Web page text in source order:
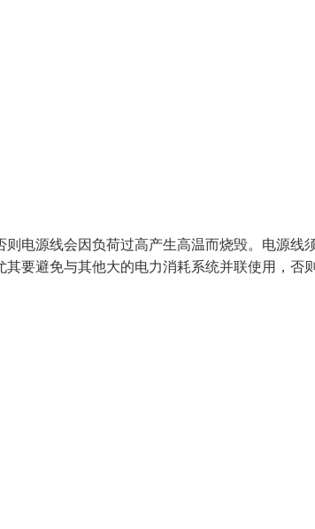
电源线会因负荷过高产生高温而烧毁。电源线
要避免与其他大的电力消耗系统并联使用，否